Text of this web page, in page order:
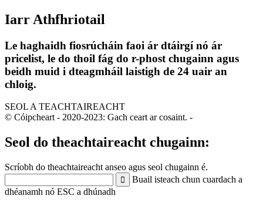
Iarr Athfhriotail
Le haghaidh fiosrúcháin faoi ár dtáirgí nó ár
pricelist, le do thoil fág do r-phost chugainn agus
beidh muid i dteagmháil laistigh de 24 uair an
chloig.
SEOL A TEACHTAIREACHT
© Cóipcheart - 2020-2023: Gach ceart ar cosaint. -
Seol do theachtaireacht chugainn:
Scríobh do theachtaireacht anseo agus seol chugainn é.
Buail isteach chun cuardach a
dhéanamh nó ESC a dhúnadh